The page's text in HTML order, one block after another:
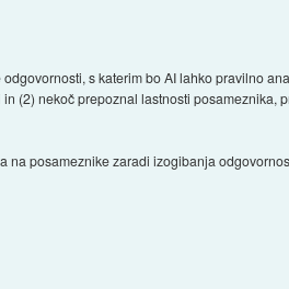
s katerim bo AI lahko pravilno
(2) nekoč prepoznal lastnosti posameznika,
na posameznike zaradi izogibanja